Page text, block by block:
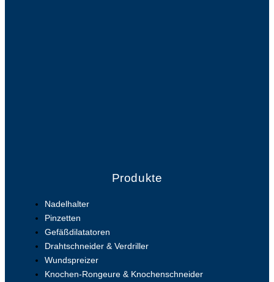
Produkte
Nadelhalter
Pinzetten
Gefäßdilatatoren
Drahtschneider & Verdriller
Wundspreizer
Knochen-Rongeure & Knochenschneider